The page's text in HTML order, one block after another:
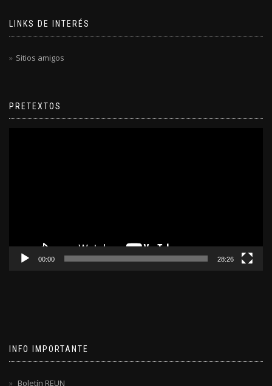
LINKS DE INTERÉS
Sitios amigos
PRETEXTOS
00:00 28:26
INFO IMPORTANTE
Boletín REUN